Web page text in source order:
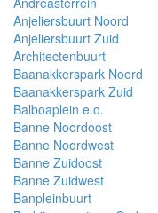
Anjeliersbuurt Noord
Anjeliersbuurt Zuid
Architectenbuurt
Baanakkerspark Noord
Baanakkerspark Zuid
Balboaplein e.o.
Banne Noordoost
Banne Noordwest
Banne Zuidoost
Banne Zuidwest
Banpleinbuurt